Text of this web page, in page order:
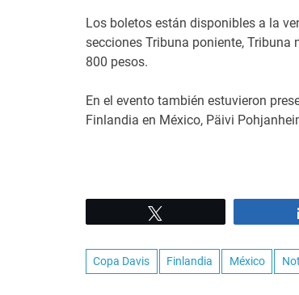
Los boletos están disponibles a la
secciones Tribuna poniente, Tribuna
800 pesos.
En el evento también estuvieron
Finlandia en México, Päivi
Copa Davis Finlandia México